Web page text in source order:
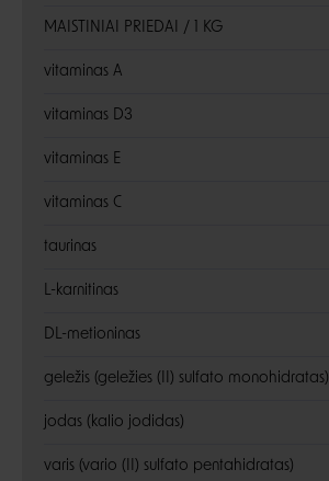
MAISTINIAI PRIEDAI / 1 KG
vitaminas A
vitaminas D3
vitaminas E
vitaminas C
taurinas
L-karnitinas
DL-metioninas
geležis (geležies (II) sulfato monohidratas)
jodas (kalio jodidas)
varis (vario (II) sulfato pentahidratas)